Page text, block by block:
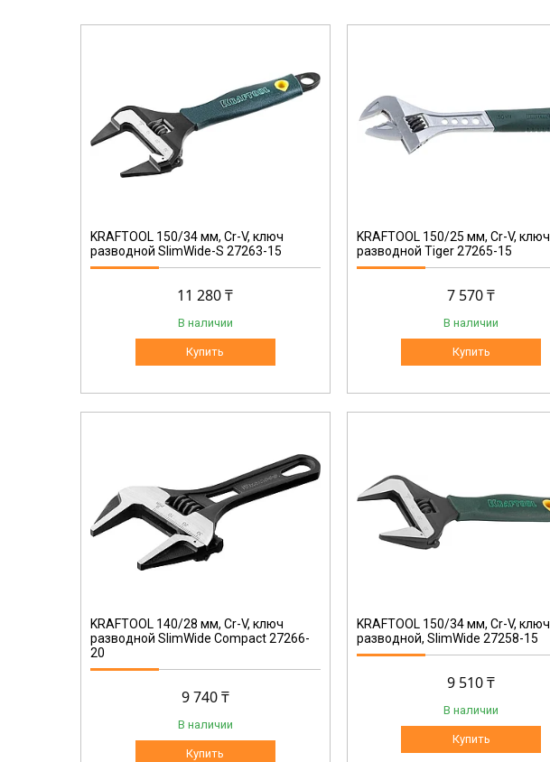
KRAFTOOL 150/34 мм, Cr-V, ключ
разводной SlimWide-S 27263-15
11 280 ₸
В наличии
Купить
KRAFTOOL 150/25 мм, Cr-V, ключ
разводной Tiger 27265-15
7 570 ₸
В наличии
Купить
KRAFTOOL 140/28 мм, Cr-V, ключ
разводной SlimWide Compact 27266-
20
9 740 ₸
В наличии
Купить
KRAFTOOL 150/34 мм, Cr-V, ключ
разводной, SlimWide 27258-15
9 510 ₸
В наличии
Купить